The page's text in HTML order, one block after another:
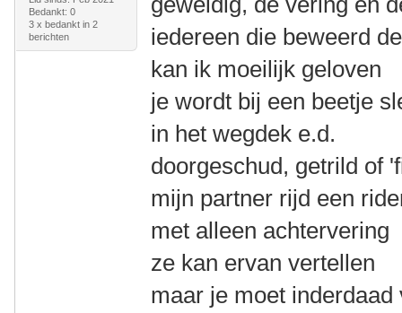
Bedankt: 0
3 x bedankt in 2
berichten
iedereen die beweerd
kan ik moeilijk geloven
je wordt bij een beetje
in het wegdek e.d.
doorgeschud, getrild of
mijn partner rijd een
met alleen achtervering
ze kan ervan vertellen
maar je moet